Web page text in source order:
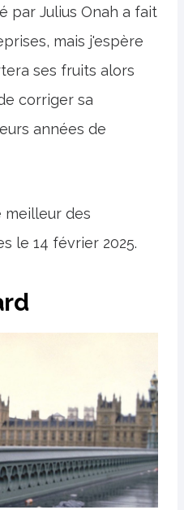
par Julius Onah a fait
mais j'espère
ses fruits alors
corriger sa
années de
meilleur des
le 14 février 2025.